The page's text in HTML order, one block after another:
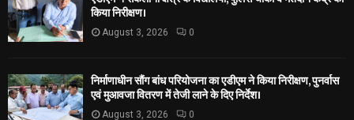
किया निरीक्षण।
August 3, 2026 0
निर्माणाधीन सौंग बांध परियोजना का एडीएम ने किया निरीक्षण, पुनर्वास
एवं मुआवजा वितरण में तेजी लाने के दिए निर्देश।
August 3, 2026 0